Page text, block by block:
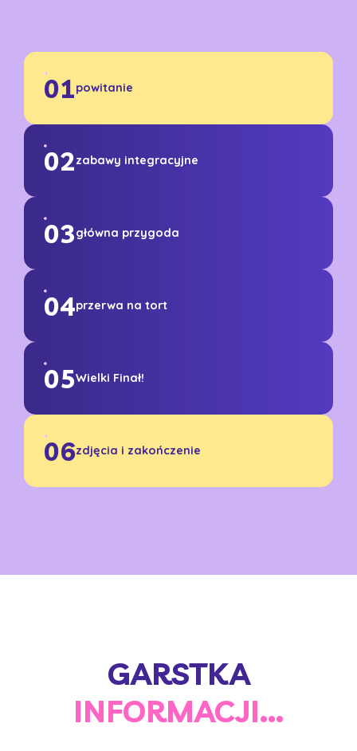
01powitanie
02zabawy integracyjne
03główna przygoda
04przerwa na tort
05Wielki Finał!
06zdjęcia i zakończenie
GARSTKA
INFORMACJI...